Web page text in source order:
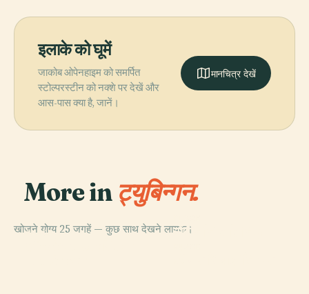
इलाके को घूमें
जाकोब ओपेनहाइम को समर्पित
स्टोल्परस्टीन को नक्शे पर देखें और
आस-पास क्या है, जानें।
मानचित्र देखें
More in ट्युबिन्गन.
खोजने योग्य 25 जगहें — कुछ साथ देखने लायक।
PLACE
सेंट जॉर्ज कॉलेजिएट
PLACE